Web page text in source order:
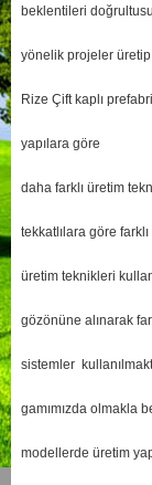
beklentileri
yönelik projeler
Rize Çift kaplı
yapılara göre
daha farklı üretim
tekkatlılara göre
üretim teknikleri
gözönüne alınarak
sistemler
gamımızda olmakla
modellerde üretim